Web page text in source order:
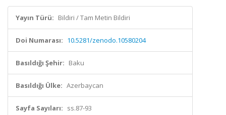
Yayın Türü: Bildiri / Tam Metin Bildiri
Doi Numarası: 10.5281/zenodo.10580204
Basıldığı Şehir: Baku
Basıldığı Ülke: Azerbaycan
Sayfa Sayıları: ss.87-93